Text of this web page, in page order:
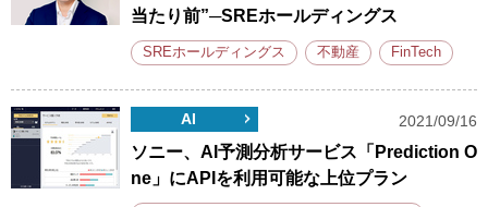
当たり前”─SREホールディングス
SREホールディングス 不動産 FinTech
AI 2021/09/16
ソニー、AI予測分析サービス「Prediction O
ne」にAPIを利用可能な上位プラン